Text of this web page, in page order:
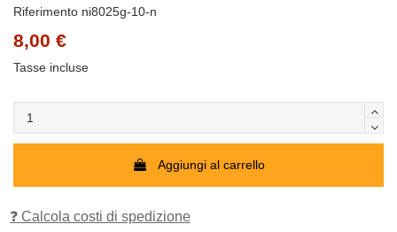
Riferimento ni8025g-10-n
8,00 €
Tasse incluse
Aggiungi al carrello
❓ Calcola costi di spedizione